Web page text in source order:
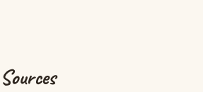
Sources